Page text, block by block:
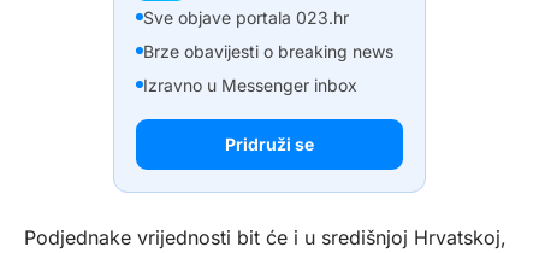
Sve objave portala 023.hr
Brze obavijesti o breaking news
Izravno u Messenger inbox
Pridruži se
Podjednake vrijednosti bit će i u središnjoj Hrvatskoj,